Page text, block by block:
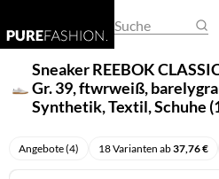
REGENSCHIRME
SCHLAFMASKEN
DAMEN-OVERALLS
DAMEN-SHIRTS
HERREN-PULLOVER
HERREN-TRACHTENMODE
EHERINGE
KINDERSCHMUCK
BASKETBALLSCHUHE
DAMEN-HALBSCHUHE
BUSINESS- &
FEDERMÄPPCHEN
ARMBANDUHREN
TASCHENUHREN
Suche
Sneaker REEBOK
Gr. 39, ftwrweiß,
Synthetik, Textil, Schuhe
Angebote (4) 18 Varianten ab37,76 €